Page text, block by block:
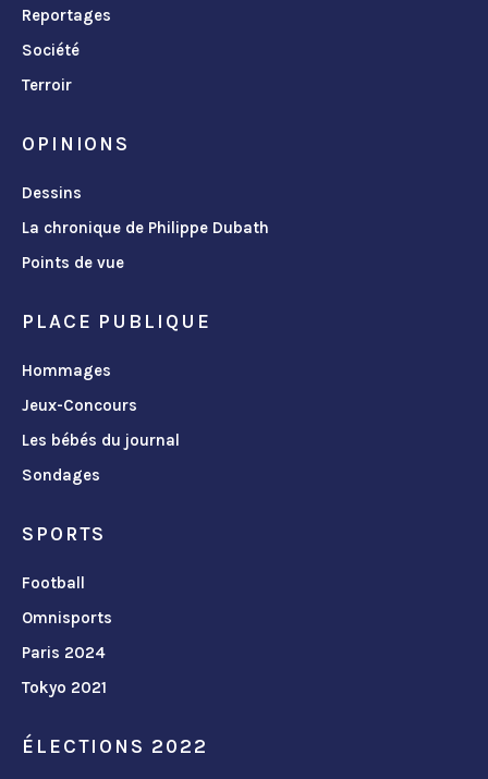
Reportages
Société
Terroir
OPINIONS
Dessins
La chronique de Philippe Dubath
Points de vue
PLACE PUBLIQUE
Hommages
Jeux-Concours
Les bébés du journal
Sondages
SPORTS
Football
Omnisports
Paris 2024
Tokyo 2021
ÉLECTIONS 2022